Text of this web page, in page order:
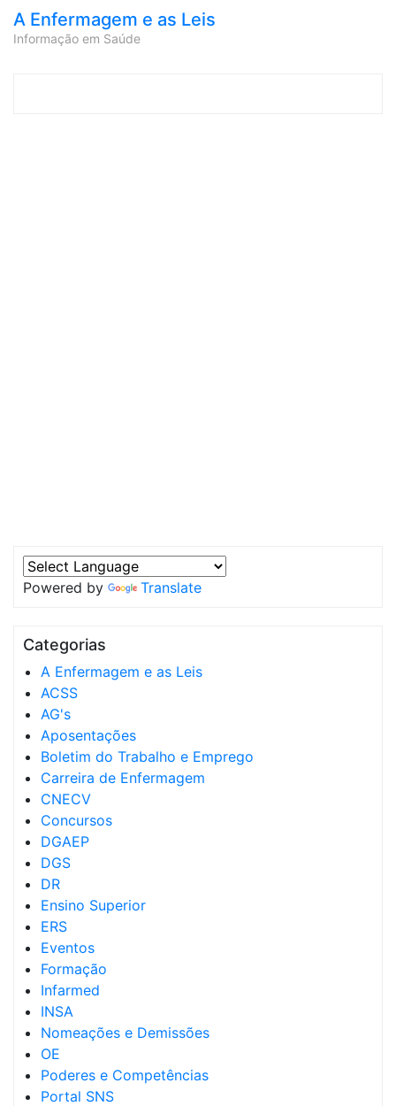
A Enfermagem e as Leis
Informação em Saúde
Powered by Translate
Categorias
A Enfermagem e as Leis
ACSS
AG's
Aposentações
Boletim do Trabalho e Emprego
Carreira de Enfermagem
CNECV
Concursos
DGAEP
DGS
DR
Ensino Superior
ERS
Eventos
Formação
Infarmed
INSA
Nomeações e Demissões
OE
Poderes e Competências
Portal SNS